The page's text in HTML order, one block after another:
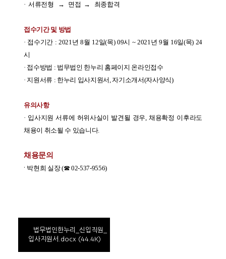
· 서류전형 → 면접 → 최종합격
접수기간 및 방법
· 접수기간 : 2021년 8월 12일(목) 09시 ~ 2021년 9월 16일(목) 24
시
· 접수방법 : 법무법인 한누리 홈페이지 온라인접수
· 지원서류 : 한누리 입사지원서, 자기소개서(자사양식)
유의사항
· 입사지원 서류에 허위사실이 발견될 경우,채용확정 이후라도
채용이 취소될 수 있습니다.
채용문의
· 박현희 실장(☎ 02-537-9556)
법무법인한누리_신입직원_
입사지원서.docx (44.4K)